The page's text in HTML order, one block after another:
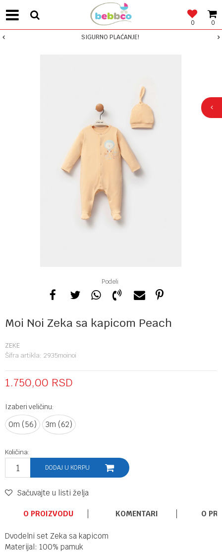
0
0
SIGURNO PLAĆANJE!
Podeli
Moi Noi Zeka sa kapicom Peach
ZEKE
Šifra artikla: 2935moinoi
1.750,00 RSD
Izaberi veličinu:
0m (56) 3m (62)
Količina:
DODAJ U KORPU
Sačuvajte u listi želja
O PROIZVODU KOMENTARI O
Dvodelni set Zeka sa kapicom
Materijal: 100% pamuk